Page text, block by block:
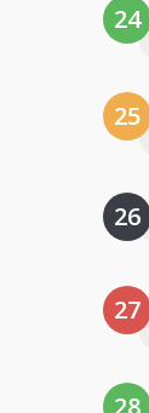
24
25
26
27
28